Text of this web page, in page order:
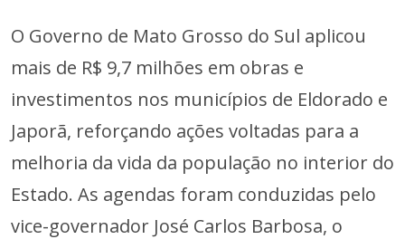
O Governo de Mato Grosso do Sul aplicou
mais de R$ 9,7 milhões em obras e
investimentos nos municípios de Eldorado e
Japorã, reforçando ações voltadas para a
melhoria da vida da população no interior do
Estado. As agendas foram conduzidas pelo
vice-governador José Carlos Barbosa, o